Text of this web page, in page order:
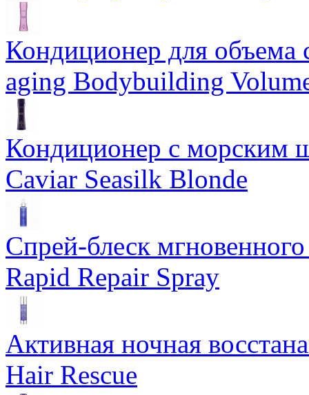
Кондиционер для
aging Bodybuilding
Кондиционер с морским
Caviar Seasilk Blonde
Спрей-блеск
Rapid Repair Spray
Активная ночная
Hair Rescue